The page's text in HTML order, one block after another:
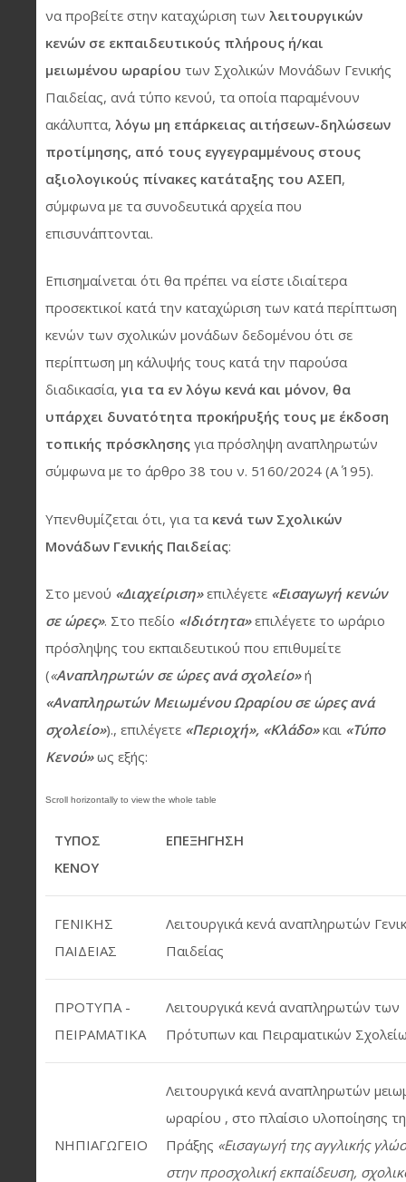
να προβείτε στην καταχώριση των λειτουργικών
κενών σε εκπαιδευτικούς πλήρους ή/και
μειωμένου ωραρίου των Σχολικών Μονάδων Γενικής
Παιδείας, ανά τύπο κενού, τα οποία παραμένουν
ακάλυπτα, λόγω μη επάρκειας αιτήσεων-δηλώσεων
προτίμησης, από τους εγγεγραμμένους στους
αξιολογικούς πίνακες κατάταξης του ΑΣΕΠ,
σύμφωνα με τα συνοδευτικά αρχεία που
επισυνάπτονται.
Επισημαίνεται ότι θα πρέπει να είστε ιδιαίτερα
προσεκτικοί κατά την καταχώριση των κατά περίπτωση
κενών των σχολικών μονάδων δεδομένου ότι σε
περίπτωση μη κάλυψής τους κατά την παρούσα
διαδικασία,για τα εν λόγω κενά και μόνον, θα
υπάρχει δυνατότητα προκήρυξής τους με έκδοση
τοπικής πρόσκλησης για πρόσληψη αναπληρωτών
σύμφωνα με το άρθρο 38 του ν. 5160/2024 (Α΄ 195).
Υπενθυμίζεται ότι, για τα κενά των Σχολικών
Μονάδων Γενικής Παιδείας:
Στο μενού «Διαχείριση»επιλέγετε «Εισαγωγή κενών
σε ώρες». Στο πεδίο «Ιδιότητα»επιλέγετε το ωράριο
πρόσληψης του εκπαιδευτικού που επιθυμείτε
(«Αναπληρωτών σε ώρες ανά σχολείο» ή
«Αναπληρωτών Μειωμένου Ωραρίου σε ώρες ανά
σχολείο»)., επιλέγετε «Περιοχή», «Κλάδο» και «Τύπο
Κενού»ως εξής:
ΤΥΠΟΣ
ΚΕΝΟΥ
ΕΠΕΞΗΓΗΣΗ
ΓΕΝΙΚΗΣ
ΠΑΙΔΕΙΑΣ
Λειτουργικά κενά αναπληρωτών
Παιδείας
ΠΡΟΤΥΠΑ -
ΠΕΙΡΑΜΑΤΙΚΑ
Λειτουργικά κενά αναπληρωτών των
Πρότυπων και Πειραματικών
ΝΗΠΙΑΓΩΓΕΙΟ
Λειτουργικά κενά αναπληρωτών
ωραρίου , στο πλαίσιο υλοποίησης
Πράξης «Εισαγωγή της αγγλικής
στην προσχολική εκπαίδευση,